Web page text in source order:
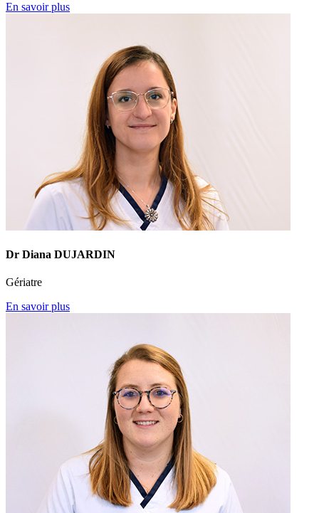
En savoir plus
Dr Diana DUJARDIN
Gériatre
En savoir plus